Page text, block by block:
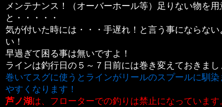
メンテナンス！（オーバーホール等）足りない物を
と・・・・・
気が付いた時には・・・手遅れ！と言う事にならな
い！
早過ぎて困る事は無いですよ！
ラインは釣行日の５～７日前には巻き変えておきまし
巻いてスグに使うとラインがリールのスプールに馴
やすくなります！
芦ノ湖は、フローターでの釣りは禁止になっています